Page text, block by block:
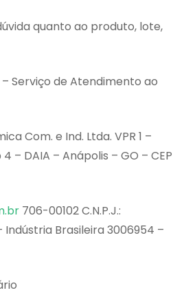
quanto ao produto, lote,
Serviço de Atendimento ao
Com. e Ind. Ltda. VPR 1 –
– DAIA – Anápolis – GO – CEP
706-00102 C.N.P.J.:
Indústria Brasileira 3006954 –